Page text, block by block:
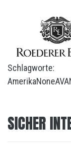
Schlagworte:
AmerikaNoneAVA
SICHER